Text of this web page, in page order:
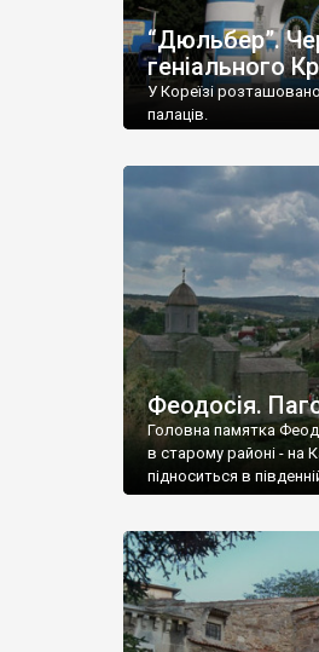
“Дюльбер”.
геніального
У Кореїзі
палаців.
Феодосія.
Головна памятка
в старому районі - на
підноситься в